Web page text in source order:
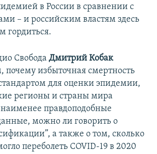
в России в сравнении с
– и российским властям здесь
гордиться.
Свобода Дмитрий Кобак
почему избыточная смертность
для оценки эпидемии,
регионы и страны мира
правдоподобные
можно ли говорить о
а также о том, сколько
переболеть COVID-19 в 2020